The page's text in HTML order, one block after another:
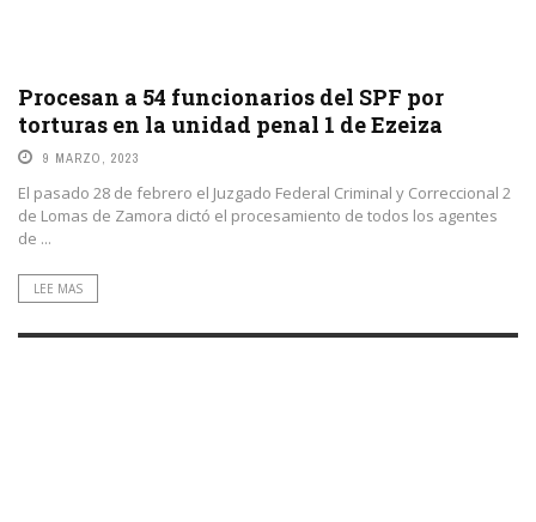
Procesan a 54 funcionarios del SPF por
torturas en la unidad penal 1 de Ezeiza
9 MARZO, 2023
El pasado 28 de febrero el Juzgado Federal Criminal y Correccional 2
de Lomas de Zamora dictó el procesamiento de todos los agentes
de ...
LEE MAS